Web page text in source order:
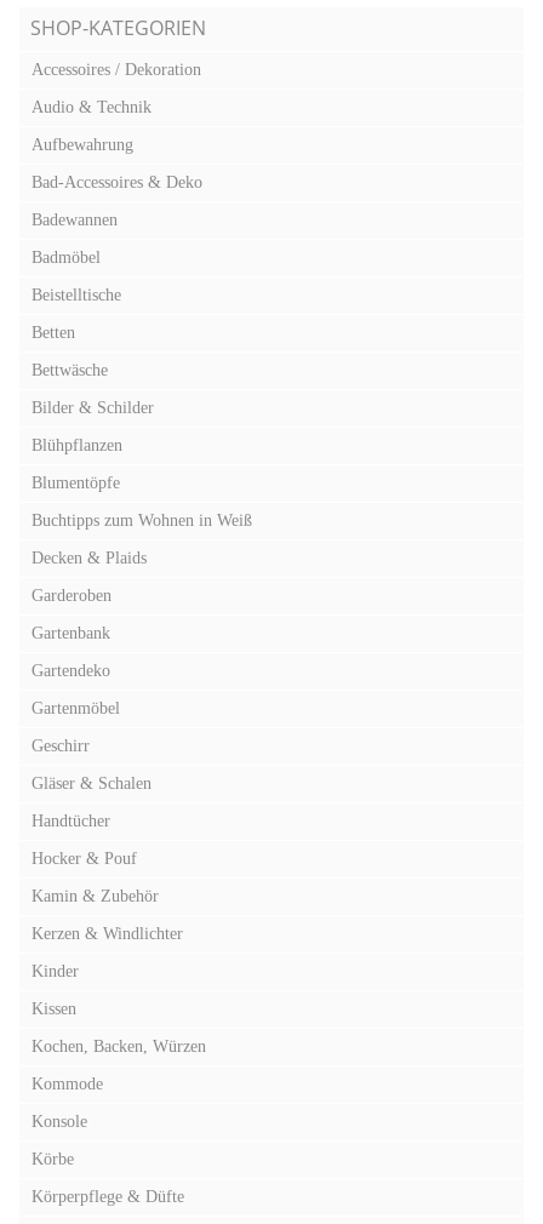
SHOP-KATEGORIEN
Accessoires / Dekoration
Audio & Technik
Aufbewahrung
Bad-Accessoires & Deko
Badewannen
Badmöbel
Beistelltische
Betten
Bettwäsche
Bilder & Schilder
Blühpflanzen
Blumentöpfe
Buchtipps zum Wohnen in Weiß
Decken & Plaids
Garderoben
Gartenbank
Gartendeko
Gartenmöbel
Geschirr
Gläser & Schalen
Handtücher
Hocker & Pouf
Kamin & Zubehör
Kerzen & Windlichter
Kinder
Kissen
Kochen, Backen, Würzen
Kommode
Konsole
Körbe
Körperpflege & Düfte